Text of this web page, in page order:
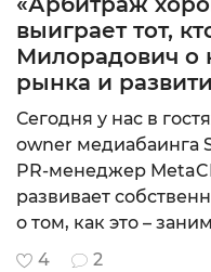
выиграет тот,
Милорадович о
рынка и
Сегодня у нас в
owner медиабаинга
PR-менеджер
развивает
о том, как это –
4
2